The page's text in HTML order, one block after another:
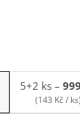
5+2 ks –
(143 Kč / ks)